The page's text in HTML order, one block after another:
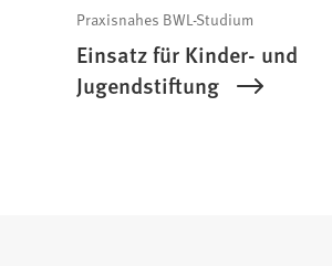
Praxisnahes BWL-Studium
Einsatz für Kinder- und
Jugendstiftung